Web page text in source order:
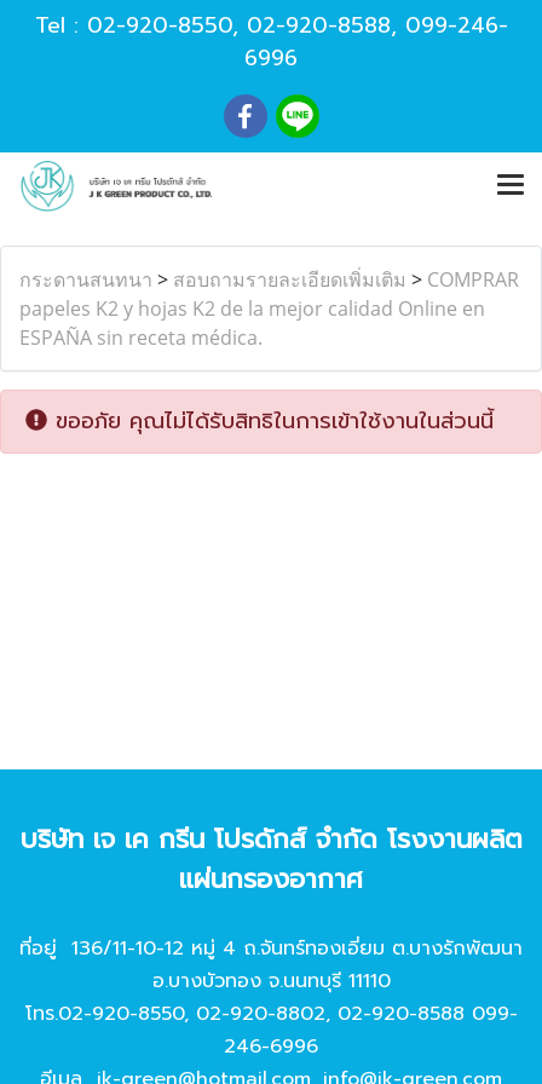
Tel : 02-920-8550, 02-920-8588, 099-246-
6996
กระดานสนทนา > สอบถามรายละเอียดเพิ่มเติม > COMPRAR
papeles K2 y hojas K2 de la mejor calidad Online en
ESPAÑA sin receta médica.
ขออภัย คุณไม่ได้รับสิทธิในการเข้าใช้งานในส่วนนี้
บริษัท เจ เค กรีน โปรดักส์ จํากัด โรงงานผลิต
แผ่นกรองอากาศ
ที่อยู่ 136/11-10-12 หมู่ 4 ถ.จันทร์ทองเอี่ยม ต.บางรักพัฒนา
อ.บางบัวทอง จ.นนทบุรี 11110
โทร.02-920-8550, 02-920-8802, 02-920-8588 099-
246-6996